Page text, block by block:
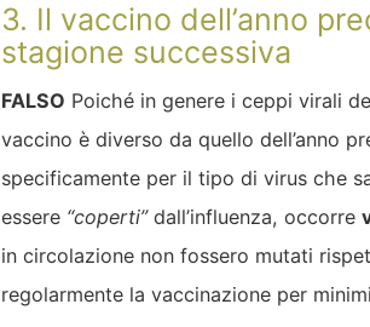
3. Il vaccino dell’anno
stagione successiva
FALSO Poiché in genere i ceppi virali
vaccino è diverso da quello dell’anno
specificamente per il tipo di virus che
essere “coperti”dall’influenza, occorre
in circolazione non fossero mutati
regolarmente la vaccinazione per